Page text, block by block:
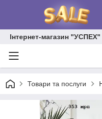
Інтернет-магазин
Товари та послуги